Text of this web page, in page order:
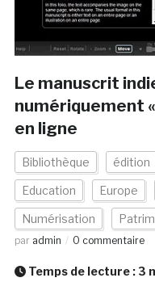
Le manuscrit
numériquement
en ligne
Bibliothèque édition
Education Europe
Numérisation
par admin 0 commentaire
Temps de lecture : 3